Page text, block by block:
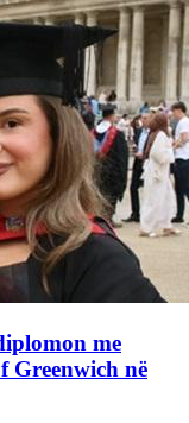
me
Greenwich në